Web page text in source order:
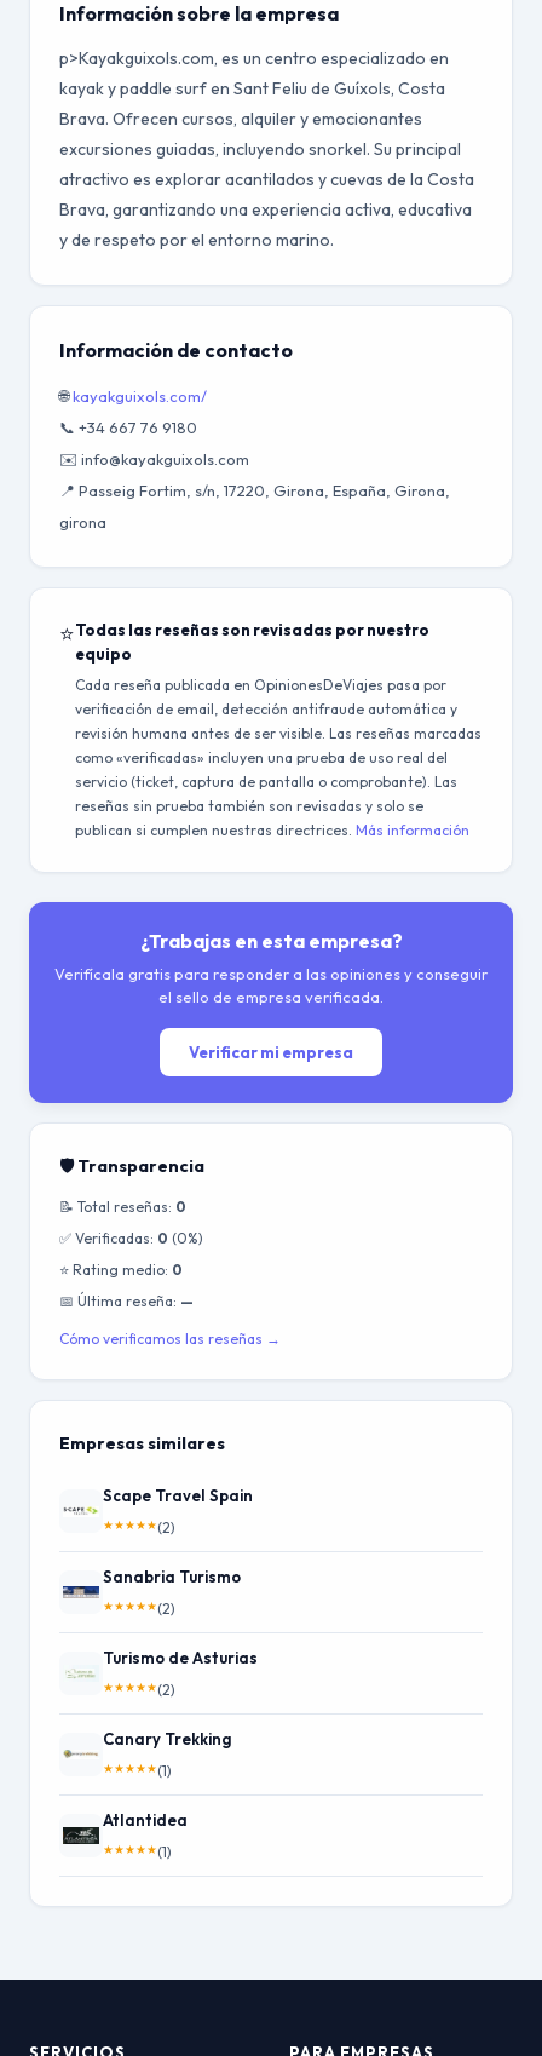
Información sobre la empresa
p>Kayakguixols.com, es un centro especializado en
kayak y paddle surf en Sant Feliu de Guíxols, Costa
Brava. Ofrecen cursos, alquiler y emocionantes
excursiones guiadas, incluyendo snorkel. Su principal
atractivo es explorar acantilados y cuevas de la Costa
Brava, garantizando una experiencia activa, educativa
y de respeto por el entorno marino.
Información de contacto
🌐kayakguixols.com/
📞 +34 667 76 9180
✉️ info@kayakguixols.com
📍 Passeig Fortim, s/n, 17220, Girona, España, Girona,
girona
⭐Todas las reseñas son revisadas por nuestro
equipo
Cada reseña publicada en OpinionesDeViajes pasa por
verificación de email, detección antifraude automática y
revisión humana antes de ser visible. Las reseñas marcadas
como «verificadas» incluyen una prueba de uso real del
servicio (ticket, captura de pantalla o comprobante). Las
reseñas sin prueba también son revisadas y solo se
publican si cumplen nuestras directrices. Más información
¿Trabajas en esta empresa?
Verifícala gratis para responder a las opiniones y conseguir
el sello de empresa verificada.
Verificar mi empresa
🛡️ Transparencia
📝 Total reseñas: 0
✅ Verificadas: 0 (0%)
⭐ Rating medio: 0
📅 Última reseña: —
Cómo verificamos las reseñas →
Empresas similares
Scape Travel Spain
★★★★★(2)
Sanabria Turismo
★★★★★(2)
Turismo de Asturias
★★★★★(2)
Canary Trekking
★★★★★(1)
Atlantidea
★★★★★(1)